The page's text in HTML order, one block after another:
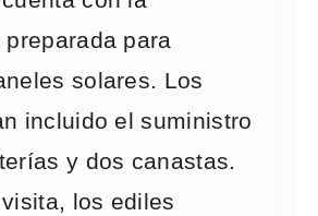
para
solares. Los
incluido el suministro
y dos canastas.
los ediles